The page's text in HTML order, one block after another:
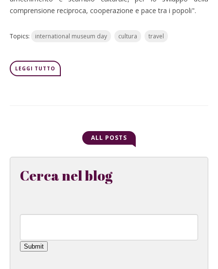
comprensione reciproca, cooperazione e pace tra i popoli".
Topics: international museum day cultura travel
LEGGI TUTTO
ALL POSTS
Cerca nel blog
Submit